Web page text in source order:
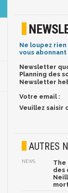
Ne loupez
vous
Newsletter
Planning des
Newsletter
Votre email :
Veuillez saisir
AUTRES
NEWS
The
des